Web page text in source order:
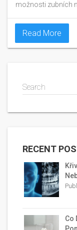
možnosti zubních
Read More
Search
RECENT
Co